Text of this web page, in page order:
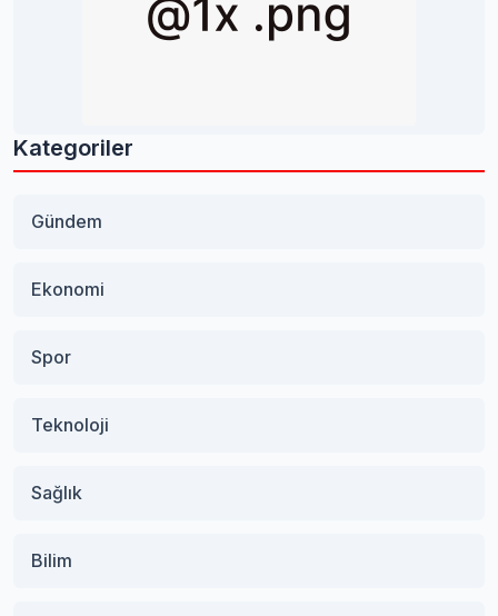
Kategoriler
Gündem
Ekonomi
Spor
Teknoloji
Sağlık
Bilim